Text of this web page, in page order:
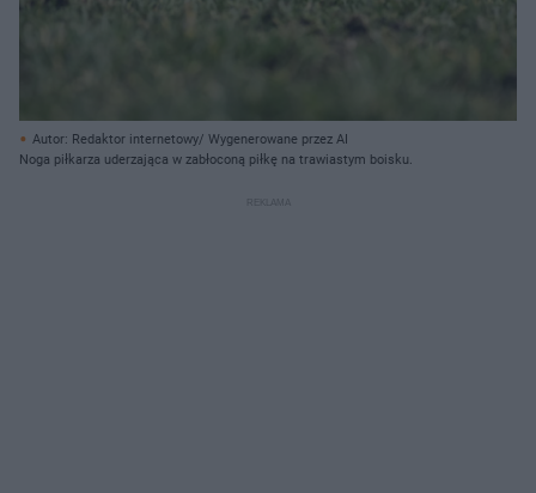
Autor: Redaktor internetowy/ Wygenerowane przez AI
Noga piłkarza uderzająca w zabłoconą piłkę na trawiastym boisku.